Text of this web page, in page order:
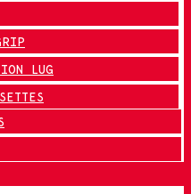
LUG